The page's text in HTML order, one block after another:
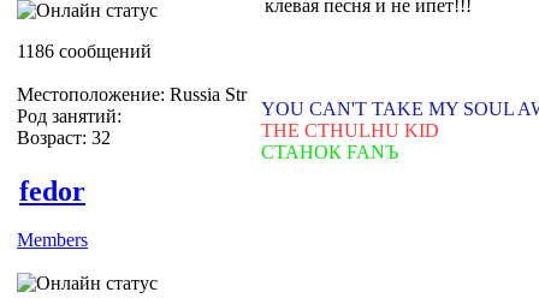
1186 сообщений
Местоположение: Russia Str
Род занятий:
Возраст: 32
клевая песня и не ипет!!!
YOU CAN'T TAKE MY SOUL
THE CTHULHU KID
СТАНОК FANЪ
fedor
Members